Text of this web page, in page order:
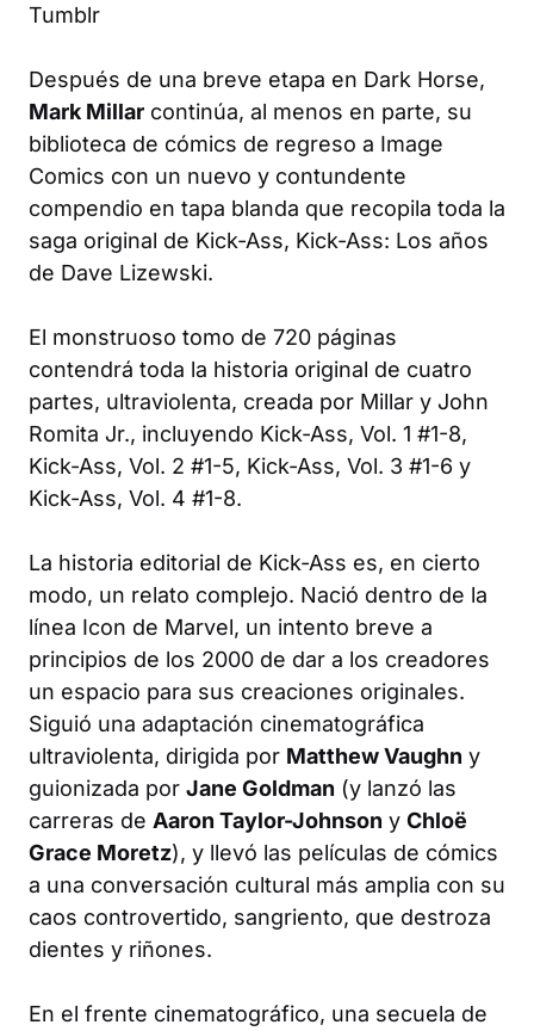
Tumblr
Después de una breve etapa en Dark Horse,
Mark Millar continúa, al menos en parte, su
biblioteca de cómics de regreso a Image
Comics con un nuevo y contundente
compendio en tapa blanda que recopila toda la
saga original de Kick-Ass, Kick-Ass: Los años
de Dave Lizewski.
El monstruoso tomo de 720 páginas
contendrá toda la historia original de cuatro
partes, ultraviolenta, creada por Millar y John
Romita Jr., incluyendo Kick-Ass, Vol. 1 #1-8,
Kick-Ass, Vol. 2 #1-5, Kick-Ass, Vol. 3 #1-6 y
Kick-Ass, Vol. 4 #1-8.
La historia editorial de Kick-Ass es, en cierto
modo, un relato complejo. Nació dentro de la
línea Icon de Marvel, un intento breve a
principios de los 2000 de dar a los creadores
un espacio para sus creaciones originales.
Siguió una adaptación cinematográfica
ultraviolenta, dirigida por Matthew Vaughn y
guionizada por Jane Goldman (y lanzó las
carreras de Aaron Taylor-Johnson y Chloë
Grace Moretz), y llevó las películas de cómics
a una conversación cultural más amplia con su
caos controvertido, sangriento, que destroza
dientes y riñones.
En el frente cinematográfico, una secuela de